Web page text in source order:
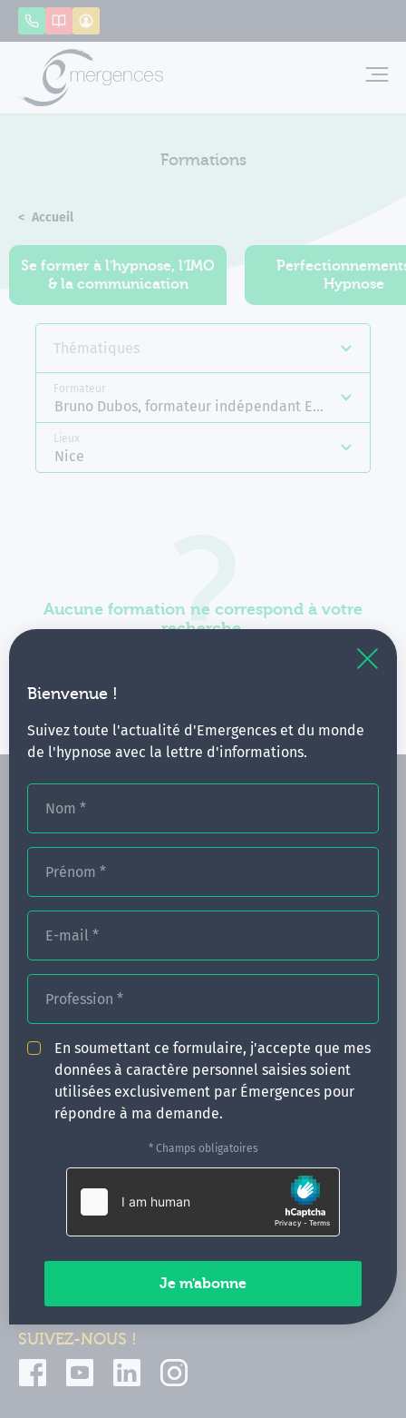
Bienvenue !
Suivez toute l'actualité d'Emergences et du monde
de l'hypnose avec la lettre d'informations.
Nom *
Prénom *
E-mail *
Profession *
En soumettant ce formulaire, j'accepte que mes
données à caractère personnel saisies soient
utilisées exclusivement par Émergences pour
répondre à ma demande.
* Champs obligatoires
AppelerCatalogue
Formations
Accueil
Se former à l'hypnose, l'IMO
& la communication
Hypnose
Thématiques
Formateur
Bruno Dubos, formateur indépendant Emergences
Lieux
Nice
Aucune formation ne correspond à votre
recherche.
Vous pouvez renouveler votre requête en élargissant
CONGRÈS
ACTUALITÉS
INFOS PRATIQUES
Qui sommes-nous ?
CONTACT
35000 Rennes
02 99 05 25 47
Contactez-nous
Paiements sécurisés
SUIVEZ-NOUS !
Panneau de gestion des cookies